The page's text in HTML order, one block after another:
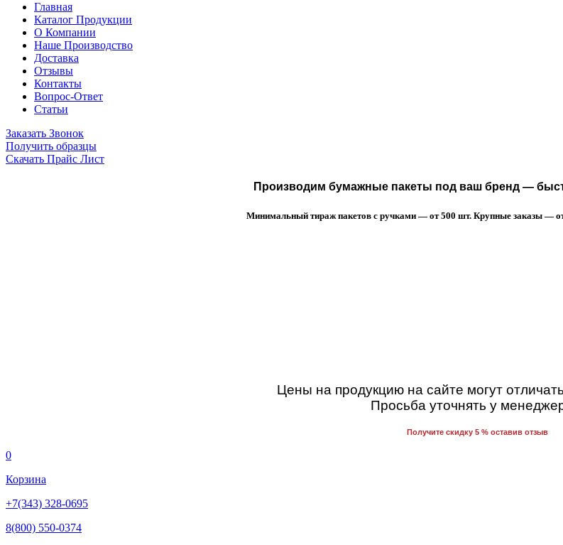
Главная
Каталог Продукции
О Компании
Наше Производство
Доставка
Отзывы
Контакты
Вопрос-Ответ
Статьи
Заказать Звонок
Получить образцы
Скачать Прайс Лист
Производим бумажные пакеты под ваш бренд —
Минимальный тираж пакетов с ручками — от 500 шт. Крупные заказы — от
Цены на продукцию на сайте могут
Просьба уточнять у
Получите скидку 5 % оставив отзыв
0
Корзина
+7(343) 328-0695
8(800) 550-0374